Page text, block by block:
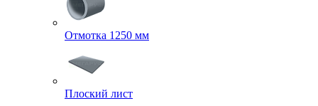
Отмотка 1250 мм
Плоский лист